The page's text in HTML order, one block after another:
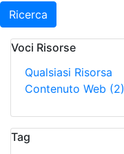
Ricerca
Voci Risorse
Qualsiasi Risorsa
Contenuto Web (2)
Tag